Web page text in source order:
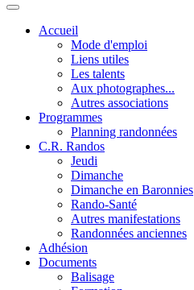
Accueil
Mode d'emploi
Liens utiles
Les talents
Aux photographes...
Autres associations
Programmes
Planning randonnées
C.R. Randos
Jeudi
Dimanche
Dimanche en Baronnies
Rando-Santé
Autres manifestations
Randonnées anciennes
Adhésion
Documents
Balisage